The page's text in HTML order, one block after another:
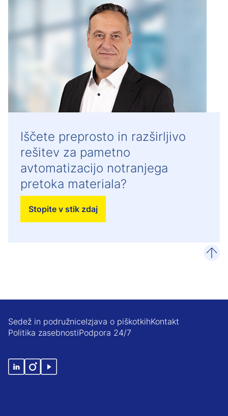
Iščete preprosto in razširljivo
rešitev za pametno
avtomatizacijo notranjega
pretoka materiala?
Stopite v stik zdaj
Sedež in podružniceIzjava o piškotkihKontakt
Politika zasebnostiPodpora 24/7